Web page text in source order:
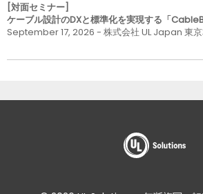
[対面セミナー]
ケーブル設計のDXと標準化を実現する「
September 17, 2026 - 株式会社 UL Japan 東